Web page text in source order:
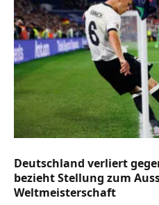
Deutschland verliert
bezieht Stellung zum
Weltmeisterschaft